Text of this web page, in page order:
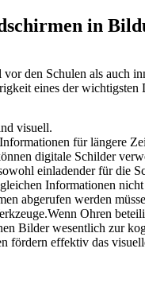
in
den Schulen als auch
eines der
visuell.
für längere
digitale Schilder
einladender für die
Informationen
abgerufen werden
Ohren
Bilder wesentlich zur
fördern effektiv das